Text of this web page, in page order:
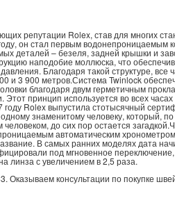
репутации Rolex, став для многих
он стал первым водонепроницаемым
деталей – безеля, задней крышки и
наподобие моллюска, что
Благодаря такой структуре,
и 3 900 метров.Система Twinlock
благодаря двум герметичным
Этот принцип используется во всех
Rolex выпустила стотысячный
знаменитому человеку, который,
до сих пор остается
автоматическим
В самых ранних моделях дата
под мгновенное
линза с увеличением в 2,5 раза.
Оказываем консультации по покупке